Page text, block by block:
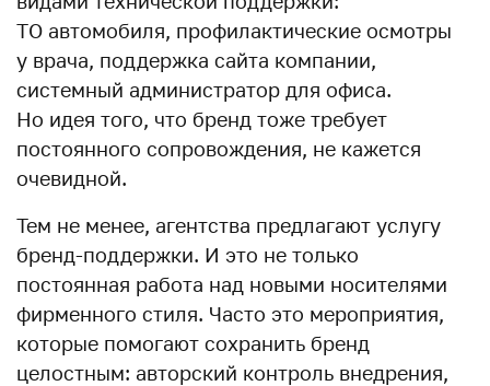
ТО автомобиля, профилактические осмотры
у врача, поддержка сайта компании,
системный администратор для офиса.
Но идея того, что бренд тоже требует
постоянного сопровождения, не кажется
очевидной.
Тем не менее, агентства предлагают услугу
бренд-поддержки. И это не только
постоянная работа над новыми носителями
фирменного стиля. Часто это мероприятия,
которые помогают сохранить бренд
целостным: авторский контроль внедрения,